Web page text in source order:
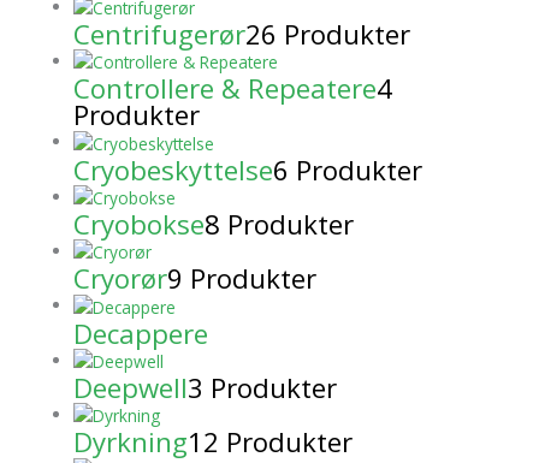
Centrifugerør26 Produkter
Controllere & Repeatere4
Produkter
Cryobeskyttelse6 Produkter
Cryobokse8 Produkter
Cryorør9 Produkter
Decappere
Deepwell3 Produkter
Dyrkning12 Produkter